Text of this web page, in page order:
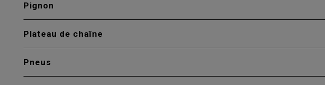
Pignon
Plateau de chaîne
Pneus